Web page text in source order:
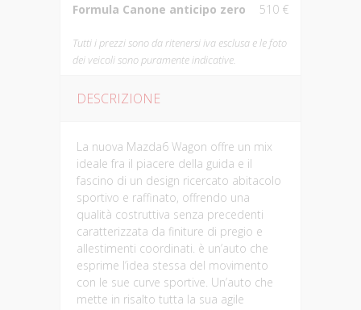
Formula Canone anticipo zero
510 €
Tutti i prezzi sono da ritenersi iva esclusa e le foto
dei veicoli sono puramente indicative.
DESCRIZIONE
La nuova Mazda6 Wagon offre un mix
ideale fra il piacere della guida e il
fascino di un design ricercato abitacolo
sportivo e raffinato, offrendo una
qualità costruttiva senza precedenti
caratterizzata da finiture di pregio e
allestimenti coordinati. è un’auto che
esprime l’idea stessa del movimento
con le sue curve sportive. Un’auto che
mette in risalto tutta la sua agile